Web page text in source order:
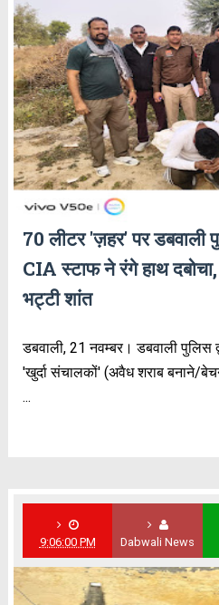
70 लीटर 'ज़हर' पर डबवाली
CIA स्टाफ ने रंगे हाथ
भट्टी शांत
डबवाली, 21 नवम्बर। डबवाली पुलिस
'खुर्दा संचालकों' (अवैध शराब बनाने/
...
9:06:00 PM Dabwali News